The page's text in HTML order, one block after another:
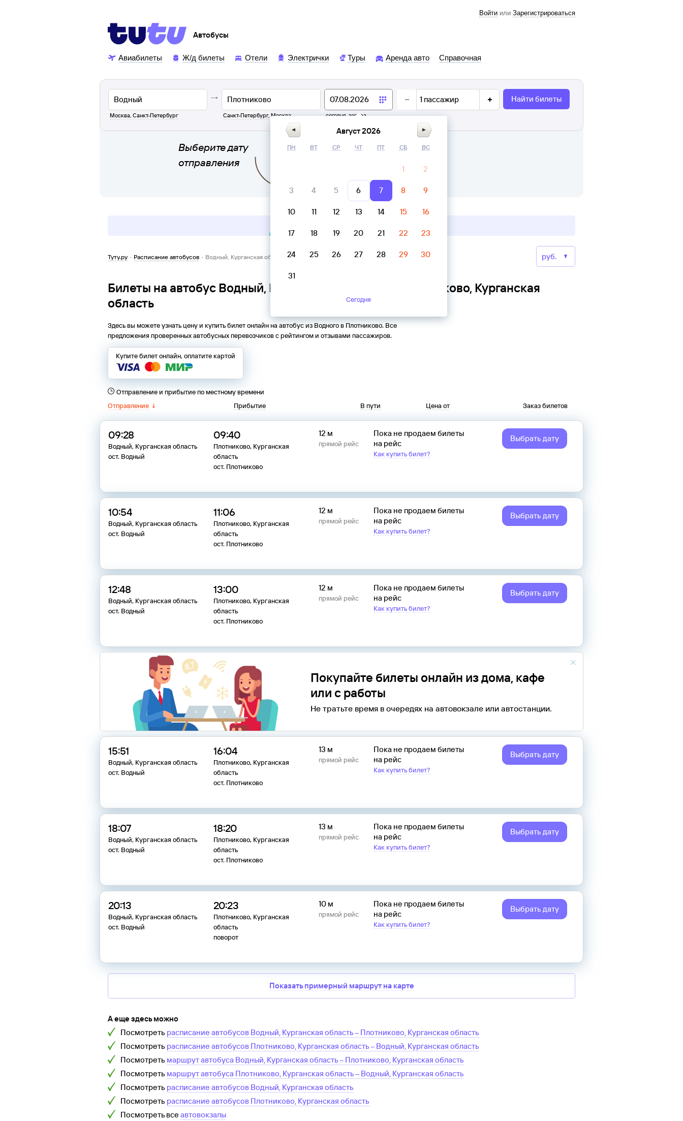
Войти или Зарегистрироваться
Автобусы
Авиабилеты Ж/д билеты Отели Электрички Туры Аренда авто Справочная
Москва, Санкт-Петербург Санкт-Петербург, Москва сегодня, завтра
1 пассажир Найти билеты
Выберите дату
отправления
Туту.ру · Расписание автобусов · Водный, Курганская область → Плотниково, Курганская область
Билеты на автобус Водный, Курганская область → Плотниково, Курганская
область
Здесь вы можете узнать цену и купить билет онлайн на автобус из Водногов Плотниково. Все
предложения проверенных автобусных перевозчиков с рейтингом и отзывами пассажиров.
Купите билет онлайн, оплатите картой
Отправление и прибытие по местному времени
Отправление ↓ Прибытие В пути Цена от Заказ билетов
09:28
Водный, Курганская область
ост. Водный
09:40
Плотниково, Курганская
область
ост. Плотниково
12 м
прямой рейс
Пока не продаем билеты
на рейс
Как купить билет?
Выбрать дату
10:54
Водный, Курганская область
ост. Водный
11:06
Плотниково, Курганская
область
ост. Плотниково
12 м
прямой рейс
Пока не продаем билеты
на рейс
Как купить билет?
Выбрать дату
12:48
Водный, Курганская область
ост. Водный
13:00
Плотниково, Курганская
область
ост. Плотниково
12 м
прямой рейс
Пока не продаем билеты
на рейс
Как купить билет?
Выбрать дату
Покупайте билеты онлайн из дома, кафе
или с работы
Не тратьте время в очередях на автовокзале или автостанции.
15:51
Водный, Курганская область
ост. Водный
16:04
Плотниково, Курганская
область
ост. Плотниково
13 м
прямой рейс
Пока не продаем билеты
на рейс
Как купить билет?
Выбрать дату
18:07
Водный, Курганская область
ост. Водный
18:20
Плотниково, Курганская
область
ост. Плотниково
13 м
прямой рейс
Пока не продаем билеты
на рейс
Как купить билет?
Выбрать дату
20:13
Водный, Курганская область
ост. Водный
20:23
Плотниково, Курганская
область
поворот
10 м
прямой рейс
Пока не продаем билеты
на рейс
Как купить билет?
Выбрать дату
Показать примерный маршрут на карте
А еще здесь можно
Посмотреть расписание автобусов Водный, Курганская область– Плотниково, Курганская область
Посмотреть расписание автобусов Плотниково, Курганская область– Водный, Курганская область
Посмотреть маршрут автобуса Водный, Курганская область– Плотниково, Курганская область
Посмотреть маршрут автобуса Плотниково, Курганская область– Водный, Курганская область
Посмотреть расписание автобусов Водный, Курганская область
Посмотреть расписание автобусов Плотниково, Курганская область
Посмотреть все автовокзалы
Август 2026
ПН ВТ СР ЧТ ПТ СБ ВС
1 2
3 4 5 6 7 8 9
10 11 12 13 14 15 16
17 18 19 20 21 22 23
24 25 26 27 28 29 30
31
Сегодня